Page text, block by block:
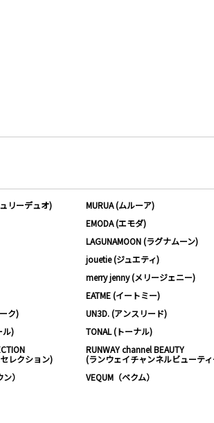
リーデュオ)
MURUA (ムルーア)
EMODA (エモダ)
LAGUNAMOON (ラグナムーン)
jouetie (ジュエティ)
merry jenny (メリージェニー)
EATME (イートミー)
ク)
UN3D. (アンスリード)
ル)
TONAL (トーナル)
レクション)
RUNWAY channel BEAUTY
(ランウェイチャンネルビューテ
）
VEQUM（ベクム）